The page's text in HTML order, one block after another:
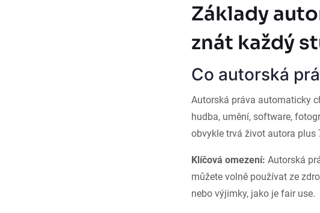
Základy
znát každý
Co autorská
Autorská práva automaticky
hudba, umění, software,
obvykle trvá život autora plus
Klíčová omezení: Autorská
můžete volně používat ze
nebo výjimky, jako je fair use.